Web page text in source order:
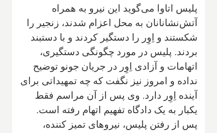
پلیس اتاوا می‌گوید این نیرو به همراه
آتش‌نشانانان به محل اعزام شدند، زنجیر را
شکستند و اِوِر را دستگیر کردند و با دستبند
بردند. پلیس در مورد چگونگی دستگیری،
اتهامات و آزادی اِوِر در جریان جونو توضیح
نداده و امروز نیز نگفت که چه تمهیداتی برای
آینده اِوِر دارد. وی پس از آن مراسم فقط
یکبار به یک دادگاه تفهیم اتهام رفته است.
پس از رفتن پلیس، نیروهای تمیز کننده،